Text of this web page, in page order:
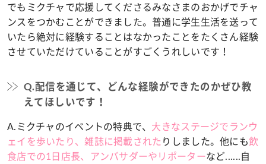
でもミクチャで応援してくださるみなさまのおかげでチャ
ンスをつかむことができました。普通に学生生活を送って
いたら絶対に経験することはなかったことをたくさん経験
させていただけていることがすごくうれしいです！
Q.配信を通じて、どんな経験ができたのかぜひ教
えてほしいです！
A.ミクチャのイベントの特典で、 大きなステージでランウ
ェイを歩いたり、雑誌に掲載されたりしました。他にも飲
食店での1日店長、アンバサダーやリポーターなど......自